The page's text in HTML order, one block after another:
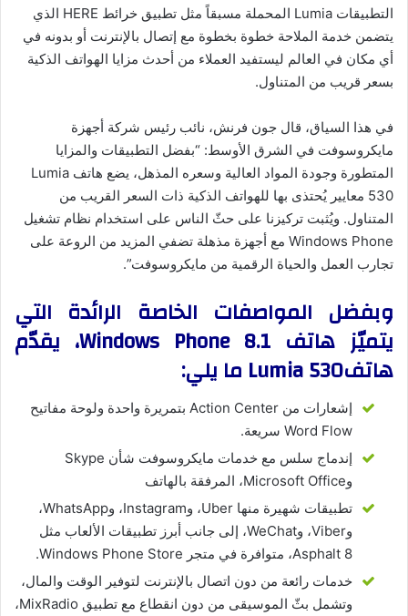
التطبيقات Lumia المحملة مسبقاً مثل تطبيق خرائط HERE الذي
يتضمن خدمة الملاحة خطوة بخطوة مع إتصال بالإنترنت أو بدونه في
أي مكان في العالم ليستفيد العملاء من أحدث مزايا الهواتف الذكية
بسعر قريب من المتناول.
في هذا السياق، قال جون فرنش، نائب رئيس شركة أجهزة
مايكروسوفت في الشرق الأوسط: “بفضل التطبيقات والمزايا
المتطورة وجودة المواد العالية وسعره المذهل، يضع هاتف Lumia
530 معايير يُحتذى بها للهواتف الذكية ذات السعر القريب من
المتناول. ويُثبت تركيزنا على حثّ الناس على استخدام نظام تشغيل
Windows Phone مع أجهزة مذهلة تضفي المزيد من الروعة على
تجارب العمل والحياة الرقمية من مايكروسوفت”.
وبفضل المواصفات الخاصة الرائدة التي
يتميّز هاتف Windows Phone 8.1، يقدّم
هاتفLumia 530 ما يلي:
إشعارات من Action Center بتمريرة واحدة ولوحة مفاتيح
Word Flow سريعة.
إندماج سلس مع خدمات مايكروسوفت شأن Skype
وMicrosoft Office، المرفقة بالهاتف
تطبيقات شهيرة منها Uber، وInstagram، وWhatsApp،
وViber، وWeChat، إلى جانب أبرز تطبيقات الألعاب مثل
Asphalt 8، متوافرة في متجر Windows Phone Store.
خدمات رائعة من دون اتصال بالإنترنت لتوفير الوقت والمال،
وتشمل بثّ الموسيقى من دون انقطاع مع تطبيق MixRadio،